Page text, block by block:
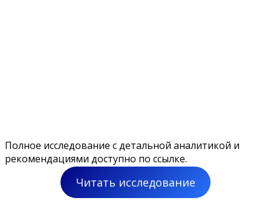
Полное исследование с детальной аналитикой и
рекомендациями доступно по ссылке.
Читать исследование